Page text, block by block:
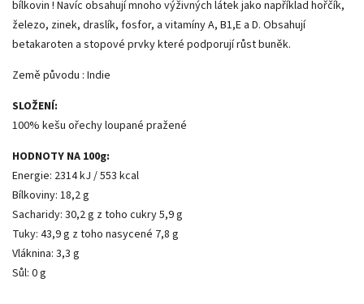
bílkovin ! Navíc obsahují mnoho výživných látek jako například hořčík,
železo, zinek, draslík, fosfor, a vitamíny A, B1,E a D. Obsahují
betakaroten a stopové prvky které podporují růst buněk.
Země původu : Indie
SLOŽENÍ:
100% kešu ořechy loupané pražené
HODNOTY NA 100g:
Energie: 2314 kJ / 553 kcal
Bílkoviny: 18,2 g
Sacharidy: 30,2 g z toho cukry 5,9 g
Tuky: 43,9 g z toho nasycené 7,8 g
Vláknina: 3,3 g
Sůl: 0 g